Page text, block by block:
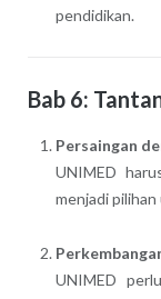
pendidikan.
Bab 6:
Persaingan
UNIMED
menjadi
UNIMED